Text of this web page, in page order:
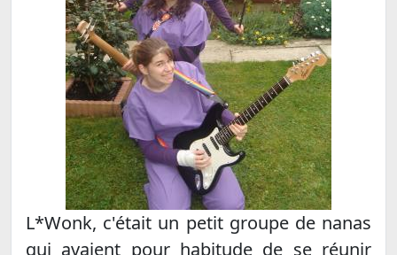
L*Wonk, c'était un petit groupe de nanas
qui avaient pour habitude de se réunir